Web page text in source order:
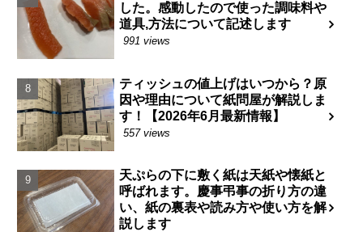
した。感動したので使った調味料や
道具,方法について記述します
991 views
ティッシュの値上げはいつから？原
因や理由について紙問屋が解説しま
す！【2026年6月最新情報】
557 views
天ぷらの下に敷く紙は天紙や懐紙と
呼ばれます。慶事弔事の折り方の違
い、紙の裏表や読み方や使い方を解
説します